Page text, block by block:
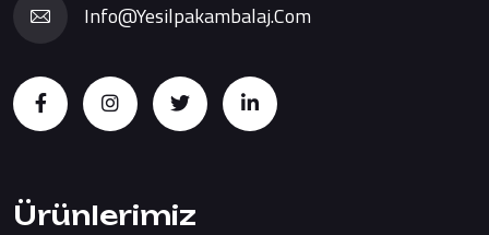
Info@yesilpakambalaj.com
Ürünlerimiz